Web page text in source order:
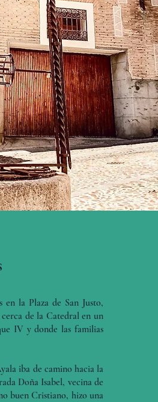
la Plaza de San Justo,
de la Catedral en un
IV y donde las familias
iba de camino hacia la
Doña Isabel, vecina de
buen Cristiano, hizo una